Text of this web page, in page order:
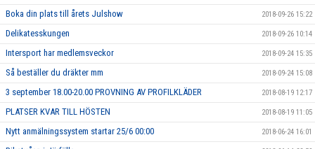
Boka din plats till årets Julshow 2018-09-26 15:22
Delikatesskungen 2018-09-26 10:14
Intersport har medlemsveckor 2018-09-24 15:35
Så beställer du dräkter mm 2018-09-24 15:08
3 september 18.00-20.00 PROVNING AV PROFILKLÄDER 2018-08-19 12:17
PLATSER KVAR TILL HÖSTEN 2018-08-19 11:05
Nytt anmälningssystem startar 25/6 00:00 2018-06-24 16:01